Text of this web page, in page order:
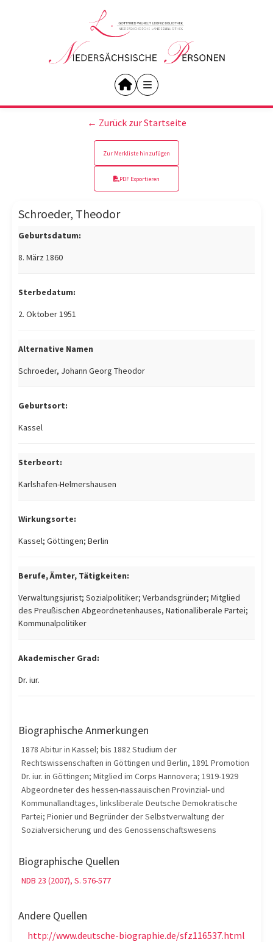
← Zurück zur Startseite
Zur Merkliste hinzufügen
PDF Exportieren
Schroeder, Theodor
Geburtsdatum:
8. März 1860
Sterbedatum:
2. Oktober 1951
Alternative Namen
Schroeder, Johann Georg Theodor
Geburtsort:
Kassel
Sterbeort:
Karlshafen-Helmershausen
Wirkungsorte:
Kassel; Göttingen; Berlin
Berufe, Ämter, Tätigkeiten:
Verwaltungsjurist; Sozialpolitiker; Verbandsgründer; Mitglied
des Preußischen Abgeordnetenhauses, Nationalliberale Partei;
Kommunalpolitiker
Akademischer Grad:
Dr. iur.
Biographische Anmerkungen
1878 Abitur in Kassel; bis 1882 Studium der
Rechtswissenschaften in Göttingen und Berlin, 1891 Promotion
Dr. iur. in Göttingen; Mitglied im Corps Hannovera; 1919-1929
Abgeordneter des hessen-nassauischen Provinzial- und
Kommunallandtages, linksliberale Deutsche Demokratische
Partei; Pionier und Begründer der Selbstverwaltung der
Sozialversicherung und des Genossenschaftswesens
Biographische Quellen
NDB 23 (2007), S. 576-577
Andere Quellen
http://www.deutsche-biographie.de/sfz116537.html